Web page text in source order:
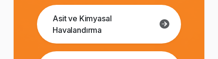
Asit ve Kimyasal
Havalandırma